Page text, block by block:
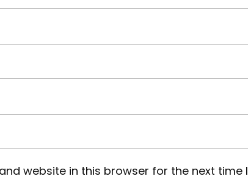
website in this browser for the next time I